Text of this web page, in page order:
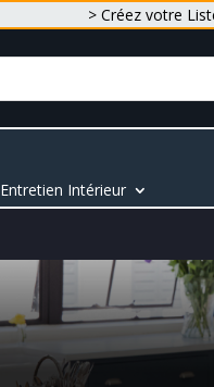
> Créez votre
Entretien Intérieur